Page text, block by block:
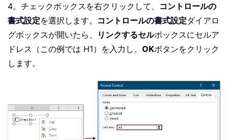
4。チェックボックスを右クリックして、 コントロールの
書式設定を選択します。 コントロールの書式設定ダイアロ
グボックスが開いたら、
リンクするセルボックスにセルア
ドレス（この例では H1）を入力し、 OKボタンをクリック
します。